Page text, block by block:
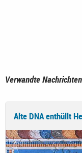
Verwandte Nachrichten
Alte DNA enthüllt